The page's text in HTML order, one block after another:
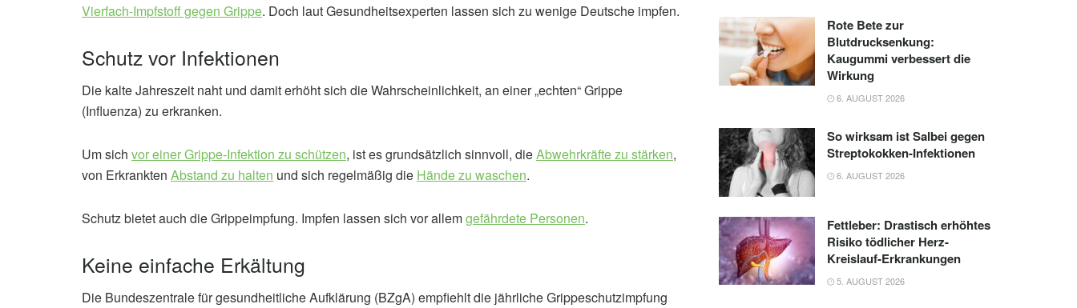
Vierfach-Impfstoff gegen Grippe. Doch laut Gesundheitsexperten lassen sich zu wenige Deutsche impfen.
Schutz vor Infektionen
Die kalte Jahreszeit naht und damit erhöht sich die Wahrscheinlichkeit, an einer „echten“ Grippe
(Influenza) zu erkranken.
Um sich vor einer Grippe-Infektion zu schützen, ist es grundsätzlich sinnvoll, dieAbwehrkräfte zu stärken,
von Erkrankten Abstand zu halten und sich regelmäßig die Hände zu waschen.
Schutz bietet auch die Grippeimpfung. Impfen lassen sich vor allemgefährdete Personen.
Keine einfache Erkältung
Die Bundeszentrale für gesundheitliche Aufklärung (BZgA) empfiehlt die jährliche Grippeschutzimpfung
Rote Bete zur
Blutdrucksenkung:
Kaugummi verbessert die
Wirkung
6. AUGUST 2026
So wirksam ist Salbei gegen
Streptokokken-Infektionen
6. AUGUST 2026
Fettleber: Drastisch erhöhtes
Risiko tödlicher Herz-
Kreislauf-Erkrankungen
5. AUGUST 2026